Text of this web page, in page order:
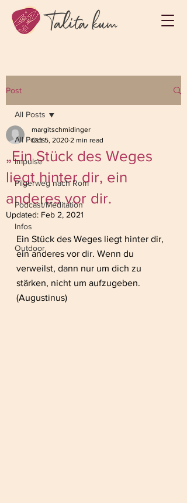
Post
All Posts
Impulse
Pilgerweg nach Rom
Podcast/Meditation
Infos
Outdoor
All Posts
„Ein Stück des Weges
liegt hinter dir, ein
anderes vor dir.
margitschmidinger
Oct 5, 2020 2 min read
Updated: Feb 2, 2021
Ein Stück des Weges liegt hinter dir,
ein anderes vor dir. Wenn du
verweilst, dann nur um dich zu
stärken, nicht um aufzugeben.
(Augustinus)